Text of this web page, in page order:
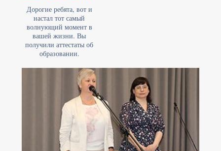
Дорогие ребята, вот и
настал тот самый
волнующий момент в
вашей жизни. Вы
получили аттестаты об
образовании.